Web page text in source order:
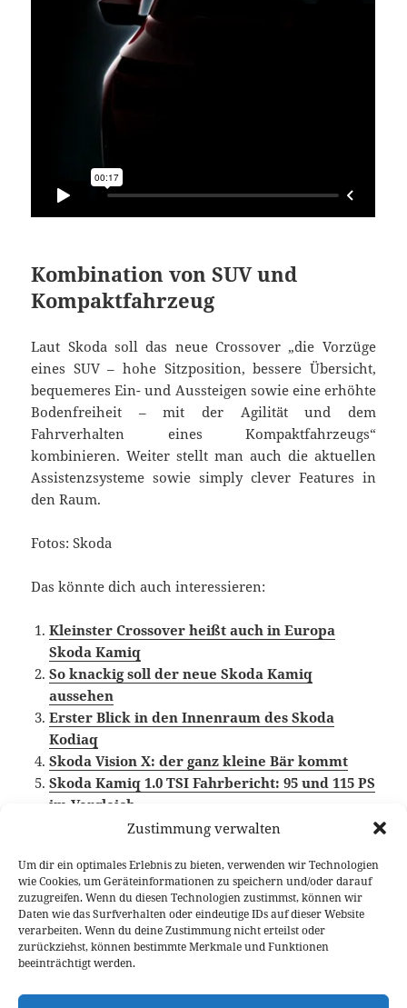
Zustimmung verwalten
Um dir ein optimales Erlebnis zu bieten, verwenden wir Technologien
wie Cookies, um Geräteinformationen zu speichern und/oder darauf
zuzugreifen. Wenn du diesen Technologien zustimmst, können wir
Daten wie das Surfverhalten oder eindeutige IDs auf dieser Website
verarbeiten. Wenn du deine Zustimmung nicht erteilst oder
zurückziehst, können bestimmte Merkmale und Funktionen
beeinträchtigt werden.
Kombination von SUV und
Kompaktfahrzeug
Laut Skoda soll das neue Crossover „die Vorzüge
eines SUV – hohe Sitzposition, bessere Übersicht,
bequemeres Ein- und Aussteigen sowie eine erhöhte
Bodenfreiheit – mit der Agilität und dem
Fahrverhalten eines Kompaktfahrzeugs“
kombinieren. Weiter stellt man auch die aktuellen
Assistenzsysteme sowie simply clever Features in
den Raum.
Fotos: Skoda
Das könnte dich auch interessieren:
Kleinster Crossover heißt auch in Europa
Skoda Kamiq
So knackig soll der neue Skoda Kamiq
aussehen
Erster Blick in den Innenraum des Skoda
Kodiaq
Skoda Vision X: der ganz kleine Bär kommt
Skoda Kamiq 1.0 TSI Fahrbericht: 95 und 115 PS
im Vergleich
Veröffentlicht
am
16. Januar 2019 Autor
Larissa Rutkowski Kategorien
News
Schlagwörter
Crossover,Skoda,Skoda Kamiq
Beitragsnavigation
VORHERIGER
Vorheriger
Beitrag:
Die Krönung aller Ponys: Neuer Mustang
Shelby GT500